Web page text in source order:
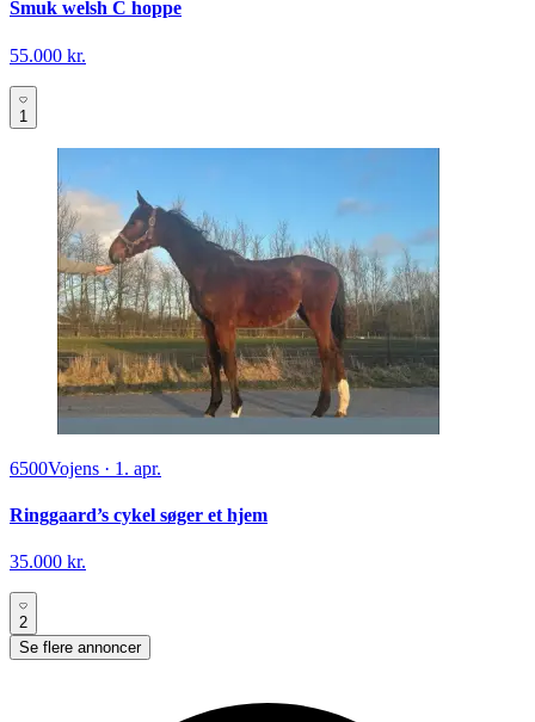
Smuk welsh C hoppe
55.000 kr.
1
6500Vojens · 1. apr.
Ringgaard’s cykel søger et hjem
35.000 kr.
2
Se flere annoncer